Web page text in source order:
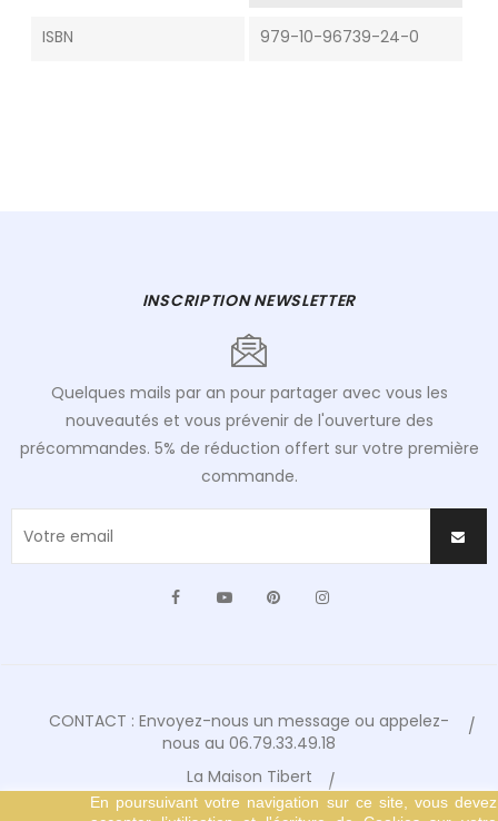
ISBN 979-10-96739-24-0
INSCRIPTION NEWSLETTER
Quelques mails par an pour partager avec vous les
nouveautés et vous prévenir de l'ouverture des
précommandes. 5% de réduction offert sur votre première
commande.
FacebookYouTubePinterest
CONTACT : Envoyez-nous un message ou appelez-
nous au 06.79.33.49.18
La Maison Tibert
Conditions Générales de Vente
En poursuivant votre navigation sur ce site, vous devez